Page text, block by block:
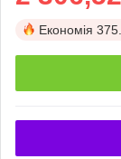
Економія